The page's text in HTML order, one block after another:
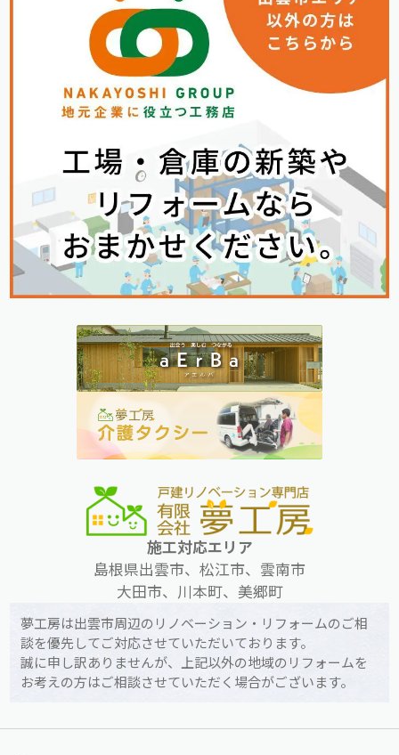
施工対応エリア
島根県出雲市、松江市、雲南市
大田市、川本町、美郷町
夢工房は出雲市周辺のリノベーション・リフォームのご相
談を優先してご対応させていただいております。
誠に申し訳ありませんが、上記以外の地域のリフォームを
お考えの方はご相談させていただく場合がございます。